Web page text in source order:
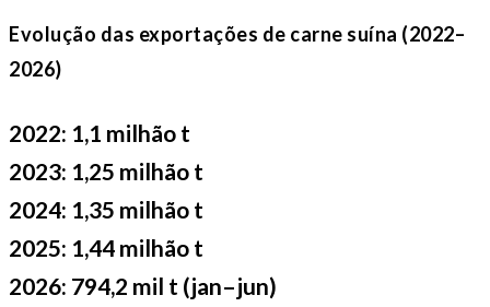
Evolução das exportações de carne suína (2022–
2026)
2022: 1,1 milhão t
2023: 1,25 milhão t
2024: 1,35 milhão t
2025: 1,44 milhão t
2026: 794,2 mil t (jan–jun)